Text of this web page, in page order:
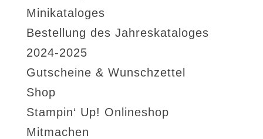
Minikataloges
Bestellung des Jahreskataloges
2024-2025
Gutscheine & Wunschzettel
Shop
Stampin‘ Up! Onlineshop
Mitmachen